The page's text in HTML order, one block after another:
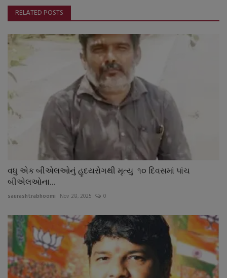
RELATED POSTS
વધુ એક બીએલઓનું હૃદયરોગથી મૃત્યુ ૧૦ દિવસમાં પાંચ
બીએલઓના...
saurashtrabhoomi Nov 28, 2025 0